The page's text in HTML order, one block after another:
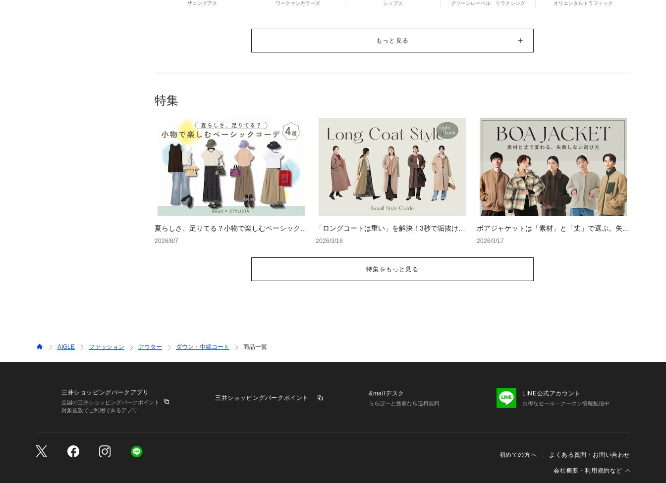
ザコンプアス
ワークマンカラーズ
シップス
グリーンレーベル リラクシング
オリエンタルトラフィック
もっと見る
特集
夏らしさ、足りてる？小物で楽しむベーシックコ
ーデ4選
2026/8/7
「ロングコートは重い」を解決！3秒で垢抜け
る、大人のための「軽やか見え」着こなし術
2026/3/18
ボアジャケットは「素材」と「丈」で選ぶ。失敗
しないサイズ選びと鉄板レイヤード術を徹底解説
2026/3/17
特集をもっと見る
AIGLE ファッション アウター ダウン・中綿コート 商品一覧
三井ショッピングパークアプリ
全国の三井ショッピングパークポイント
対象施設でご利用できるアプリ
三井ショッピングパークポイント
&mallデスク
ららぽーと受取なら送料無料
LINE公式アカウント
お得なセール・クーポン情報配信中
初めての方へ よくある質問・お問い合わせ
会社概要・利用規約など